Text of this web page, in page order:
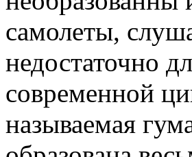
самолеты,
недостаточно
современной
называемая